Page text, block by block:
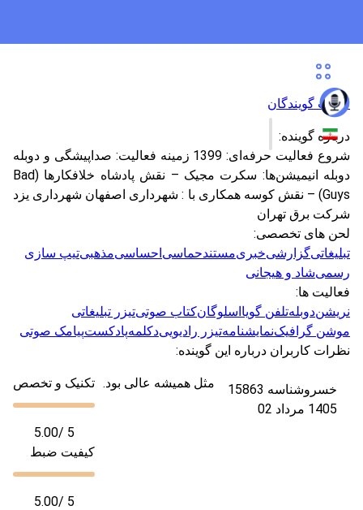
لیست گویندگان
درباره گوینده:
شروع فعالیت حرفه‌ای: 1399 زمینه فعالیت: صداپیشگی و دوبله
دوبله انیمیشن‌ها: سکرت مجیک – نقش پادشاه خلافکارها (Bad
Guys) – نقش کوسه همکاری با : شهرداری اصفهان شهرداری یزد
شرکت برق تهران
لحن های تخصصی:
تبلیغاتیگزارشیخبریمستندحماسیاحساسیمذهبیتیپ سازی
رسمیشاد و هیجانی
فعالیت ها:
نریشندوبلهتلفن گویااسلوگانکتاب صوتیتیزر تبلیغاتی
موشن گرافیکنمایشنامهتیزر رادیوییدکلمهپادکستپیامک صوتی
نظرات کاربران درباره این گوینده:
خسروشناسه 15863
1405 مرداد 02
مثل همیشه عالی بود. تکنیک و تخصص
5.00/ 5
کیفیت ضبط
5.00/ 5